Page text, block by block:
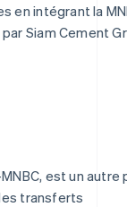
en intégrant la
Siam Cement
est un autre
transferts